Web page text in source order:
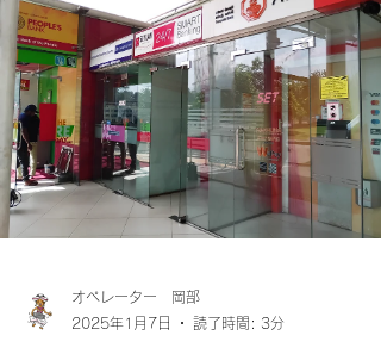
オペレーター 岡部
2025年1月7日
読了時間: 3分